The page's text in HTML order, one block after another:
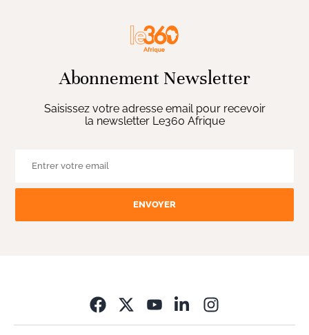
Abonnement Newsletter
Saisissez votre adresse email pour recevoir
la newsletter Le360 Afrique
ENVOYER